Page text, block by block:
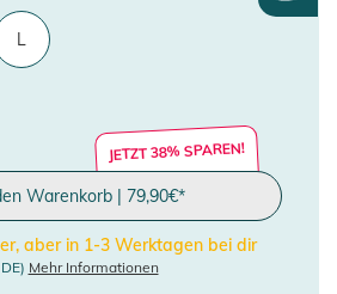
L
JETZT 38% SPAREN!
Warenkorb | 79,90€*
aber in 1-3 Werktagen bei dir
Mehr Informationen